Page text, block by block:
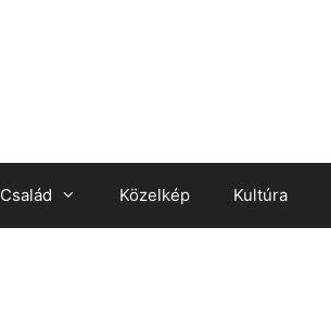
Család Közelkép Kultúra